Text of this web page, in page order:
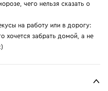
чего нельзя сказать о
на работу или в дорогу:
хочется забрать домой, а не